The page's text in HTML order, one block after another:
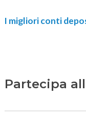
I migliori conti
Partecipa